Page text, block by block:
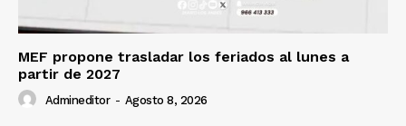
MEF propone trasladar los feriados al lunes a
partir de 2027
Admineditor - Agosto 8, 2026